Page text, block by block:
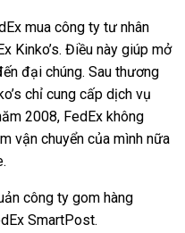
mua công ty tư nhân
Kinko’s. Điều này giúp mở
đại chúng. Sau thương
chỉ cung cấp dịch vụ
2008, FedEx không
vận chuyển của mình nữa
công ty gom hàng
SmartPost.